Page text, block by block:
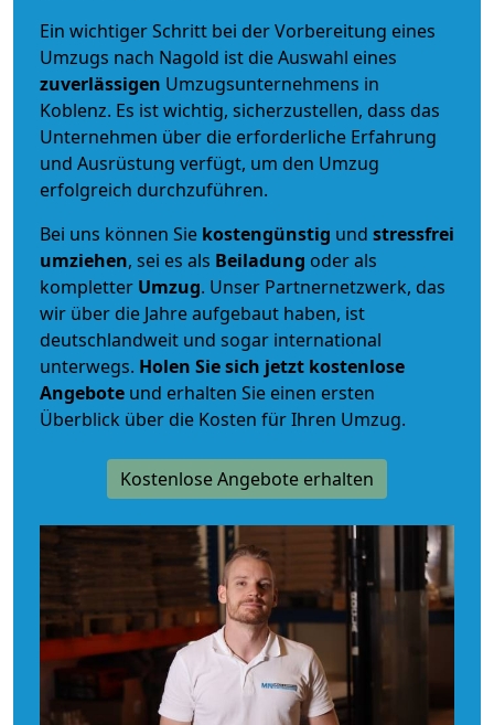
Ein wichtiger Schritt bei der Vorbereitung eines
Umzugs nach Nagold ist die Auswahl eines
zuverlässigen Umzugsunternehmens in
Koblenz. Es ist wichtig, sicherzustellen, dass das
Unternehmen über die erforderliche Erfahrung
und Ausrüstung verfügt, um den Umzug
erfolgreich durchzuführen.
Bei uns können Sie kostengünstig und stressfrei
umziehen, sei es als Beiladung oder als
kompletter Umzug. Unser Partnernetzwerk, das
wir über die Jahre aufgebaut haben, ist
deutschlandweit und sogar international
unterwegs. Holen Sie sich jetzt kostenlose
Angebote und erhalten Sie einen ersten
Überblick über die Kosten für Ihren Umzug.
Kostenlose Angebote erhalten